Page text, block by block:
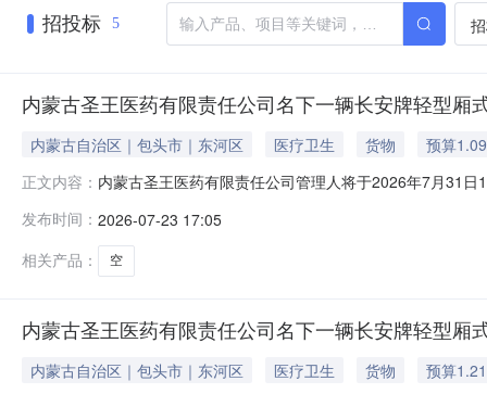
招投标 5
内蒙古圣王医药有限责任公司名下一辆长安牌轻型厢
内蒙古自治区｜包头市｜东河区 医疗卫生 货物
预算
正文内容： 内蒙古圣王医药有限责任公司管理人将于2026年7月31
安牌轻型厢式货车。起拍价：10973.5元，保证金：
发布时间： 2026-07-23 17:05
相关产品：
空
内蒙古圣王医药有限责任公司名下一辆长安牌轻型厢
内蒙古自治区｜包头市｜东河区 医疗卫生 货物
预算